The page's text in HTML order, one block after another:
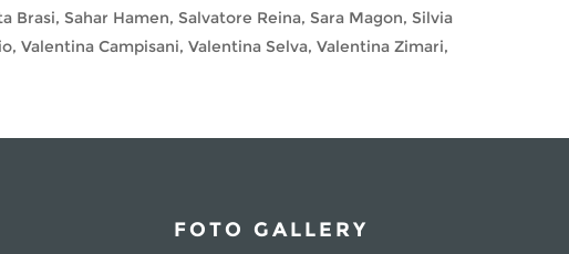
Brasi, Sahar Hamen, Salvatore Reina, Sara Magon, Silvia
Valentina Campisani, Valentina Selva, Valentina Zimari,
FOTO GALLERY